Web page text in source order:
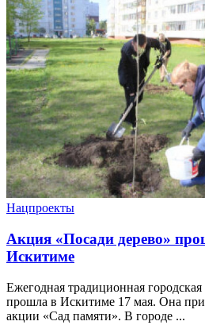
Нацпроекты
Акция «Посади дерево»
Искитиме
Ежегодная традиционная
прошла в Искитиме 17 мая. Она
акции «Сад памяти». В городе ...